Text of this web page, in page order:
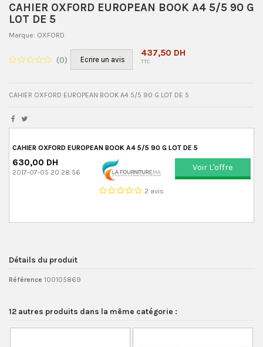
CAHIER OXFORD EUROPEAN BOOK A4 5/5 90 G
LOT DE 5
Marque: OXFORD
(0) Ecrire un avis
437,50 DH
TTC
CAHIER OXFORD EUROPEAN BOOK A4 5/5 90 G LOT DE 5
CAHIER OXFORD EUROPEAN BOOK A4 5/5 90 G LOT DE 5
630,00 DH
2017-07-05 20:28:56
2 avis
Voir L'offre
Détails du produit
Référence 100105869
12 autres produits dans la même catégorie :